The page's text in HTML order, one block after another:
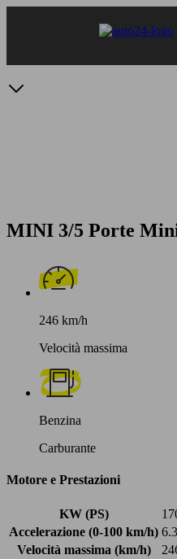
MINI 3/5 Porte
246 km/h
Velocità massima
Benzina
Carburante
Motore e Prestazioni
KW (PS)
Accelerazione (0-100 km/h)
Velocità massima (km/h)